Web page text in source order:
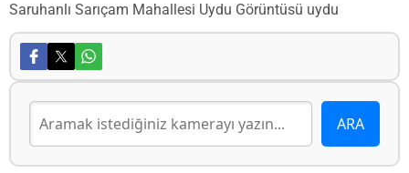
Saruhanlı Sarıçam Mahallesi Uydu Görüntüsü uydu